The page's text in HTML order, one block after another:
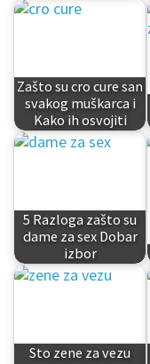
Zašto su cro cure san
svakog muškarca i
Kako ih osvojiti
5 Razloga zašto su
dame za sex Dobar
izbor
Sto zene za vezu